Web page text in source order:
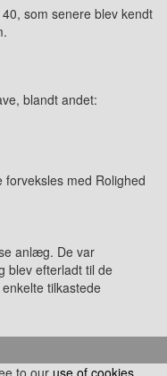
som senere blev kendt
blandt andet:
med Rolighed
anlæg. De var
blev efterladt til de
tilkastede
to our use of cookies